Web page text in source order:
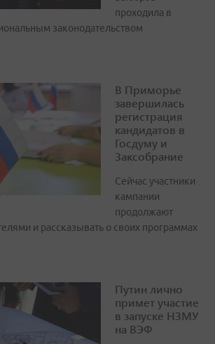
проходила в
законодательством
В Приморье
завершилась
регистрация
кандидатов в
Госдуму и
Заксобрание
Сейчас участники
кампании
продолжают
и рассказывать о своих программах
Путин лично
примет участие
в запуске НЗМУ
на ВЭФ